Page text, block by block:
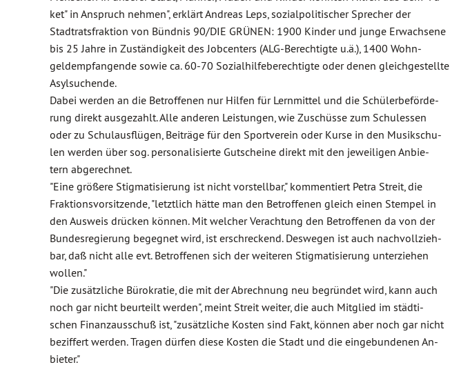
ket" in Anspruch nehmen", erklärt Andreas Leps, sozialpolitischer Sprecher der
Stadtratsfraktion von Bündnis 90/DIE GRÜNEN: 1900 Kinder und junge Erwachsene
bis 25 Jahre in Zuständigkeit des Jobcenters (ALG-Berechtigte u.ä.), 1400 Wohn-
geldempfangende sowie ca. 60-70 Sozialhilfeberechtigte oder denen gleichgestellte
Asylsuchende.
Dabei werden an die Betroffenen nur Hilfen für Lernmittel und die Schülerbeförde-
rung direkt ausgezahlt. Alle anderen Leistungen, wie Zuschüsse zum Schulessen
oder zu Schulausflügen, Beiträge für den Sportverein oder Kurse in den Musikschu-
len werden über sog. personalisierte Gutscheine direkt mit den jeweiligen Anbie-
tern abgerechnet.
"Eine größere Stigmatisierung ist nicht vorstellbar," kommentiert Petra Streit, die
Fraktionsvorsitzende, "letztlich hätte man den Betroffenen gleich einen Stempel in
den Ausweis drücken können. Mit welcher Verachtung den Betroffenen da von der
Bundesregierung begegnet wird, ist erschreckend. Deswegen ist auch nachvollzieh-
bar, daß nicht alle evt. Betroffenen sich der weiteren Stigmatisierung unterziehen
wollen."
"Die zusätzliche Bürokratie, die mit der Abrechnung neu begründet wird, kann auch
noch gar nicht beurteilt werden", meint Streit weiter, die auch Mitglied im städti-
schen Finanzausschuß ist, "zusätzliche Kosten sind Fakt, können aber noch gar nicht
beziffert werden. Tragen dürfen diese Kosten die Stadt und die eingebundenen An-
bieter."